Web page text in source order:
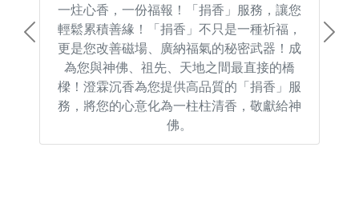
一炷心香，一份福報！「捐香」服務，讓您
輕鬆累積善緣！「捐香」不只是一種祈福，
更是您改善磁場、廣納福氣的秘密武器！成
為您與神佛、祖先、天地之間最直接的橋
樑！澄霖沉香為您提供高品質的「捐香」服
務，將您的心意化為一柱柱清香，敬獻給神
佛。
Previous Next